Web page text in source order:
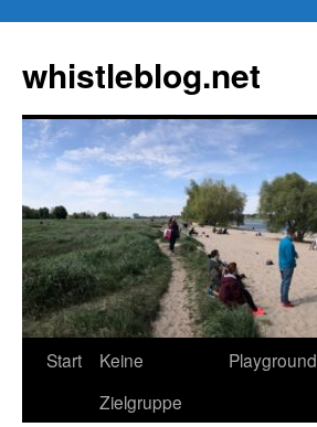
springen
whistleblog.net
Start
Keine
Zielgruppe
Playground